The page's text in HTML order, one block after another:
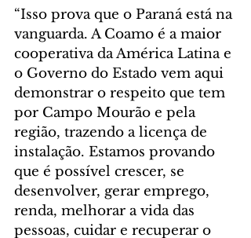
“Isso prova que o Paraná está na
vanguarda. A Coamo é a maior
cooperativa da América Latina e
o Governo do Estado vem aqui
demonstrar o respeito que tem
por Campo Mourão e pela
região, trazendo a licença de
instalação. Estamos provando
que é possível crescer, se
desenvolver, gerar emprego,
renda, melhorar a vida das
pessoas, cuidar e recuperar o